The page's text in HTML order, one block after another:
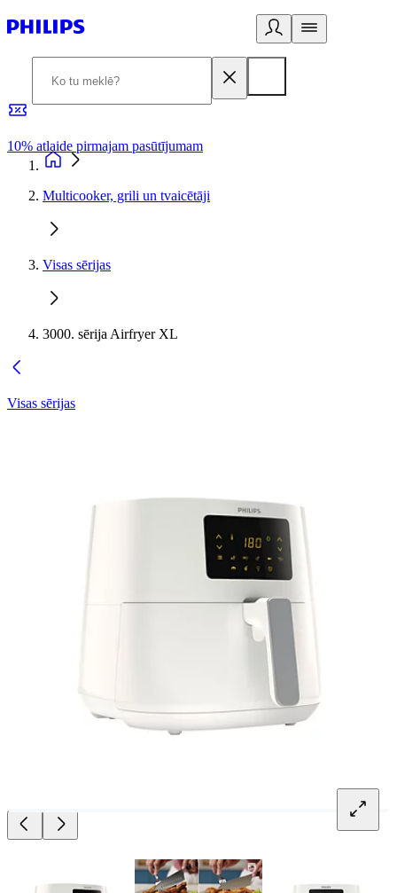
10% atlaide pirmajam pasūtījumam
Multicooker, grili un tvaicētāji
Visas sērijas
3000. sērija Airfryer XL
Visas sērijas